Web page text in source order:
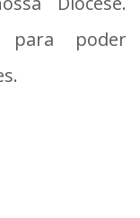
para poder